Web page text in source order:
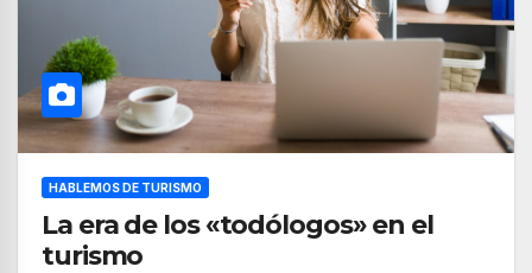
HABLEMOS DE TURISMO
La era de los «todólogos» en el
turismo